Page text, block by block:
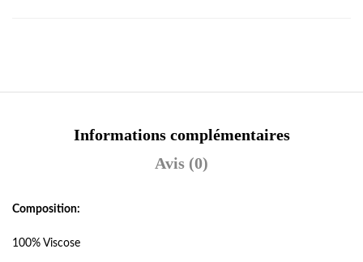
Informations complémentaires
Avis (0)
Composition:
100% Viscose